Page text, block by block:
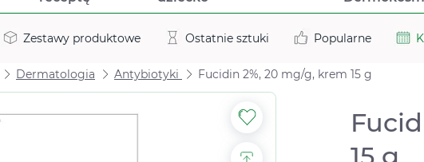
Zestawy produktowe Ostatnie sztuki Popularne
Dermatologia Antybiotyki Fucidin 2%, 20 mg/g, krem 15 g